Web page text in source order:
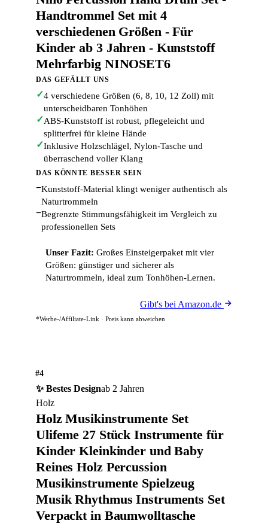
Handtrommel Set mit 4
verschiedenen Größen - Für
Kinder ab 3 Jahren - Kunststoff
Mehrfarbig NINOSET6
DAS GEFÄLLT UNS
✓4 verschiedene Größen (6, 8, 10, 12 Zoll) mit
unterscheidbaren Tonhöhen
✓ABS-Kunststoff ist robust, pflegeleicht und
splitterfrei für kleine Hände
✓Inklusive Holzschlägel, Nylon-Tasche und
überraschend voller Klang
DAS KÖNNTE BESSER SEIN
−Kunststoff-Material klingt weniger authentisch als
Naturtrommeln
−Begrenzte Stimmungsfähigkeit im Vergleich zu
professionellen Sets
Unser Fazit: Großes Einsteigerpaket mit vier
Größen: günstiger und sicherer als
Naturtrommeln, ideal zum Tonhöhen-Lernen.
Gibt's bei Amazon.de
*Werbe-/Affiliate-Link · Preis kann abweichen
#4
✨ Bestes Designab 2 Jahren
Holz
Holz Musikinstrumente Set
Ulifeme 27 Stück Instrumente für
Kinder Kleinkinder und Baby
Reines Holz Percussion
Musikinstrumente Spielzeug
Musik Rhythmus Instruments Set
Verpackt in Baumwolltasche